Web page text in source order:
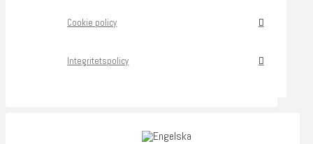
Cookie policy
Integritetspolicy